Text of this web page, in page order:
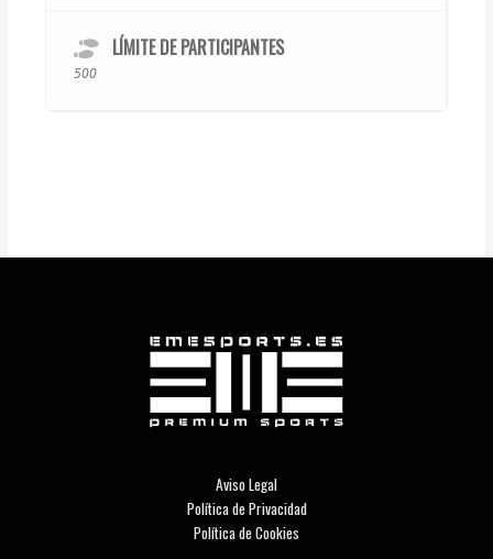
LÍMITE DE PARTICIPANTES
500
Aviso Legal
Política de Privacidad
Política de Cookies